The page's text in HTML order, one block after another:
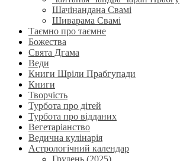
Шачінандана Свамі
Шиварама Свамі
Таємно про таємне
Божества
Свята Дгама
Веди
Книги Шріли Прабгупади
Книги
Творчість
Турбота про дітей
Турбота про відданих
Вегетаріанство
Ведична кулінарія
Астрологічний календар